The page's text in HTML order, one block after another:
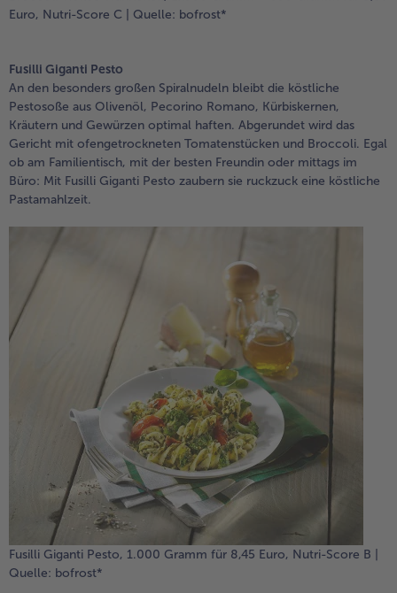
Euro, Nutri-Score C | Quelle: bofrost*
Fusilli Giganti Pesto
An den besonders großen Spiralnudeln bleibt die köstliche
Pestosoße aus Olivenöl, Pecorino Romano, Kürbiskernen,
Kräutern und Gewürzen optimal haften. Abgerundet wird das
Gericht mit ofengetrockneten Tomatenstücken und Broccoli. Egal
ob am Familientisch, mit der besten Freundin oder mittags im
Büro: Mit Fusilli Giganti Pesto zaubern sie ruckzuck eine köstliche
Pastamahlzeit.
Fusilli Giganti Pesto, 1.000 Gramm für 8,45 Euro, Nutri-Score B |
Quelle: bofrost*